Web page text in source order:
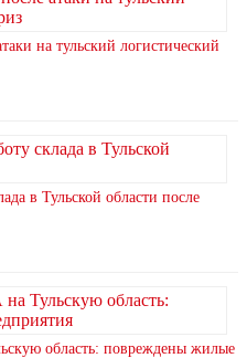
на тульский логистический
в Тульской области после
область: повреждены жилые